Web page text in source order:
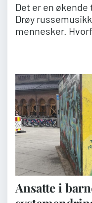
Det er en
Drøy
mennesker.
Ansatte i